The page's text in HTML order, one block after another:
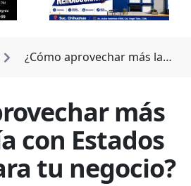

¿Cómo aprovechar más la
más
con Estados
tu negocio?